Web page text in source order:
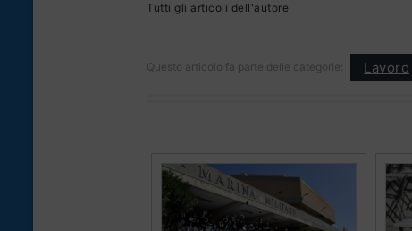
Tutti gli articoli dell'autore
Questo articolo fa parte delle categorie: Lavoro